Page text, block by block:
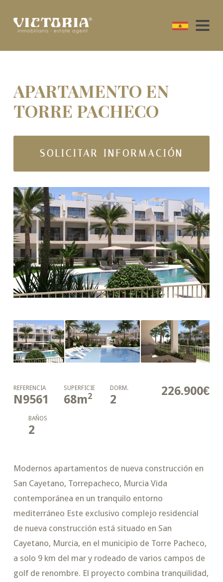
APARTAMENTO EN
TORRE PACHECO
SOLICITAR INFORMACIÓN
226.900€
REFERENCIA
N9561
SUPERFICIE
68m2
DORM.
2
BAÑOS
2
Modernos apartamentos de nueva construcción en
San Cayetano, Torrepacheco, Murcia Vida
contemporánea en un tranquilo entorno
mediterráneo Este exclusivo complejo residencial
de nueva construcción está situado en San
Cayetano, Murcia, en el municipio de Torre Pacheco,
a solo 9 km del mar y rodeado de varios campos de
golf de renombre. El proyecto combina tranquilidad,